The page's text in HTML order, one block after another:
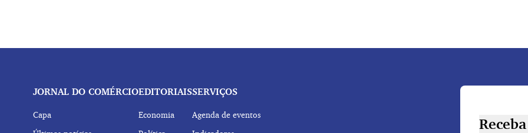
JORNAL DO COMÉRCIO
Capa
EDITORIAIS
Economia
SERVIÇOS
Agenda de eventos